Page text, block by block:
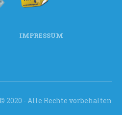
IMPRESSUM
2020 - Alle Rechte vorbehalten